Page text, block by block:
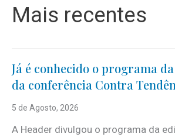
Mais recentes
Já é conhecido o programa
da conferência Contra
5 de Agosto, 2026
A Header divulgou o programa da